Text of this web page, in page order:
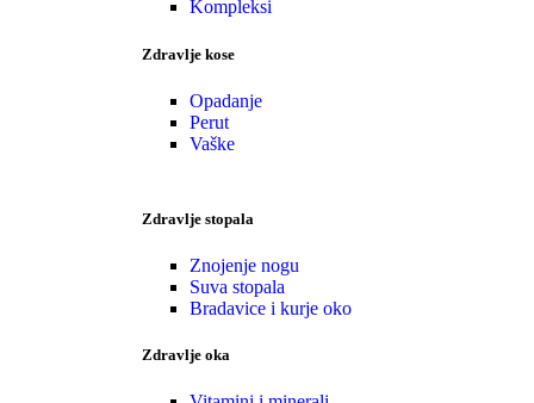
Kompleksi
Zdravlje kose
Opadanje
Perut
Vaške
Zdravlje stopala
Znojenje nogu
Suva stopala
Bradavice i kurje oko
Zdravlje oka